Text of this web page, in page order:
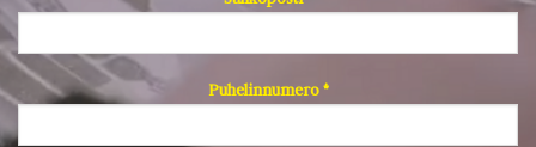
Puhelinnumero *